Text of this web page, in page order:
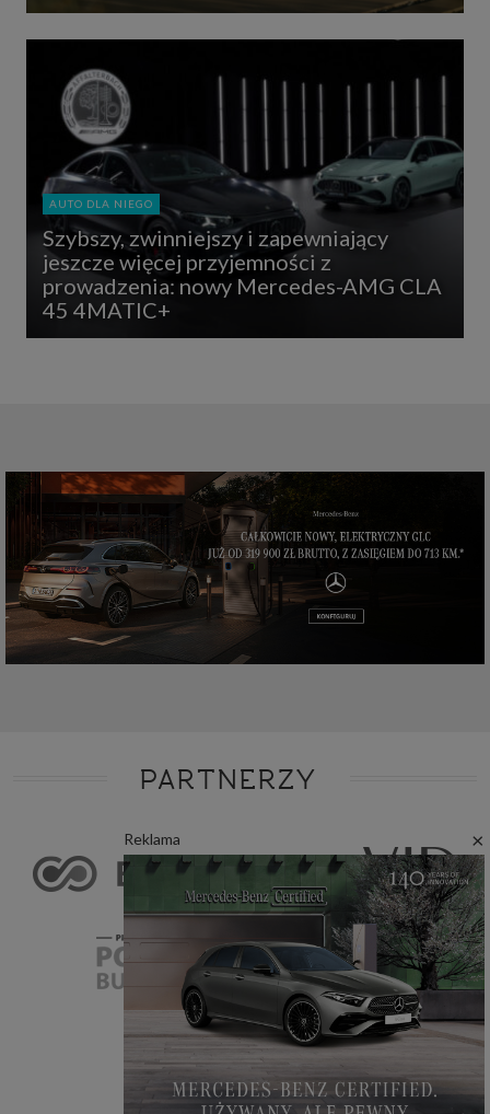
Reklama ×
AUTO DLA NIEGO
Szybszy, zwinniejszy i zapewniający
jeszcze więcej przyjemności z
prowadzenia: nowy Mercedes-AMG CLA
45 4MATIC+
PARTNERZY